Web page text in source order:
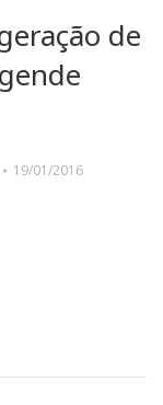
de
19/01/2016